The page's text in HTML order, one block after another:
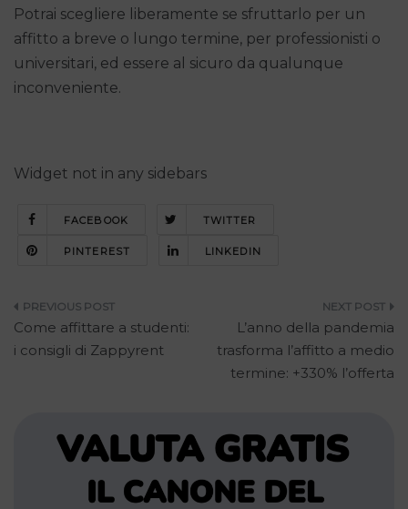
Potrai scegliere liberamente se sfruttarlo per un
affitto a breve o lungo termine, per professionisti o
universitari, ed essere al sicuro da qualunque
inconveniente.
Widget not in any sidebars
FACEBOOK TWITTER
PINTEREST LINKEDIN
Navigazione
articoli
Come affittare a studenti:
i consigli di Zappyrent
L’anno della pandemia
trasforma l’affitto a medio
termine: +330% l’offerta